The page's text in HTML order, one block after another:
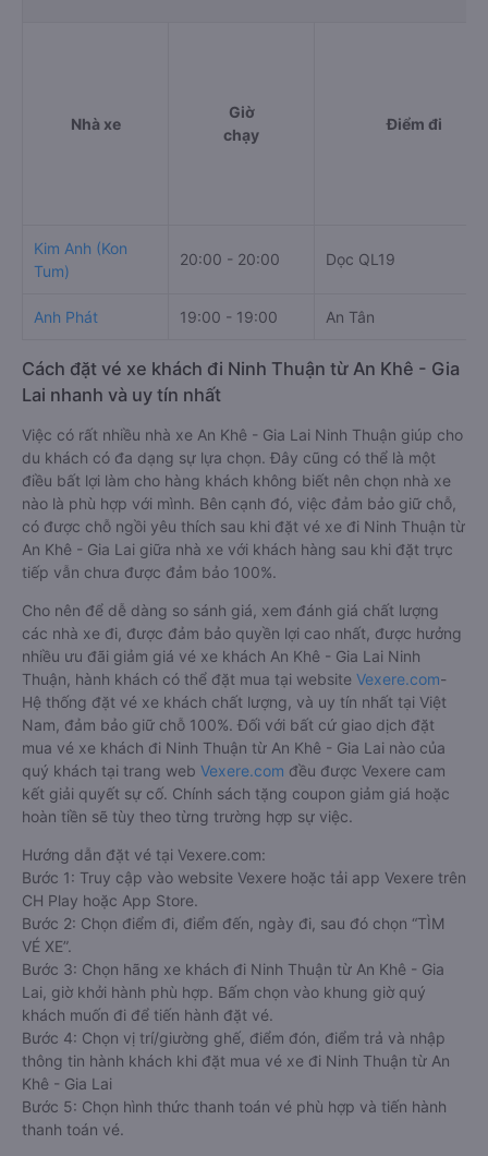
Nhà xe
Giờ
chạy
Điểm đi
Kim Anh (Kon
Tum)
20:00 - 20:00 Dọc QL19
Anh Phát 19:00 - 19:00 An Tân
Cách đặt vé xe khách đi Ninh Thuận từ An Khê - Gia
Lai nhanh và uy tín nhất
Việc có rất nhiều nhà xe An Khê - Gia Lai Ninh Thuận giúp cho
du khách có đa dạng sự lựa chọn. Đây cũng có thể là một
điều bất lợi làm cho hàng khách không biết nên chọn nhà xe
nào là phù hợp với mình. Bên cạnh đó, việc đảm bảo giữ chỗ,
có được chỗ ngồi yêu thích sau khi đặt vé xe đi Ninh Thuận từ
An Khê - Gia Lai giữa nhà xe với khách hàng sau khi đặt trực
tiếp vẫn chưa được đảm bảo 100%.
Cho nên để dễ dàng so sánh giá, xem đánh giá chất lượng
các nhà xe đi, được đảm bảo quyền lợi cao nhất, được hưởng
nhiều ưu đãi giảm giá vé xe khách An Khê - Gia Lai Ninh
Thuận, hành khách có thể đặt mua tại website Vexere.com-
Hệ thống đặt vé xe khách chất lượng, và uy tín nhất tại Việt
Nam, đảm bảo giữ chỗ 100%. Đối với bất cứ giao dịch đặt
mua vé xe khách đi Ninh Thuận từ An Khê - Gia Lai nào của
quý khách tại trang web Vexere.com đều được Vexere cam
kết giải quyết sự cố. Chính sách tặng coupon giảm giá hoặc
hoàn tiền sẽ tùy theo từng trường hợp sự việc.
Hướng dẫn đặt vé tại Vexere.com:
Bước 1: Truy cập vào website Vexere hoặc tải app Vexere trên
CH Play hoặc App Store.
Bước 2: Chọn điểm đi, điểm đến, ngày đi, sau đó chọn “TÌM
VÉ XE”.
Bước 3: Chọn hãng xe khách đi Ninh Thuận từ An Khê - Gia
Lai, giờ khởi hành phù hợp. Bấm chọn vào khung giờ quý
khách muốn đi để tiến hành đặt vé.
Bước 4: Chọn vị trí/giường ghế, điểm đón, điểm trả và nhập
thông tin hành khách khi đặt mua vé xe đi Ninh Thuận từ An
Khê - Gia Lai
Bước 5: Chọn hình thức thanh toán vé phù hợp và tiến hành
thanh toán vé.